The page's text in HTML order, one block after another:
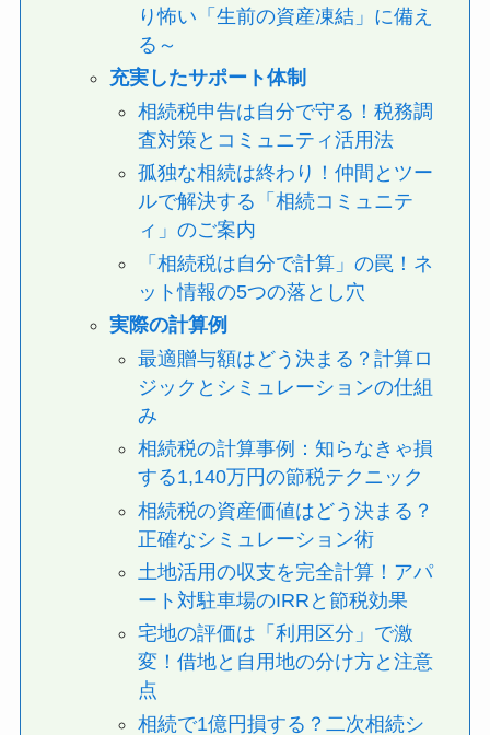
り怖い「生前の資産凍結」に備え
る～
充実したサポート体制
相続税申告は自分で守る！税務調
査対策とコミュニティ活用法
孤独な相続は終わり！仲間とツー
ルで解決する「相続コミュニテ
ィ」のご案内
「相続税は自分で計算」の罠！ネ
ット情報の5つの落とし穴
実際の計算例
最適贈与額はどう決まる？計算ロ
ジックとシミュレーションの仕組
み
相続税の計算事例：知らなきゃ損
する1,140万円の節税テクニック
相続税の資産価値はどう決まる？
正確なシミュレーション術
土地活用の収支を完全計算！アパ
ート対駐車場のIRRと節税効果
宅地の評価は「利用区分」で激
変！借地と自用地の分け方と注意
点
相続で1億円損する？二次相続シ